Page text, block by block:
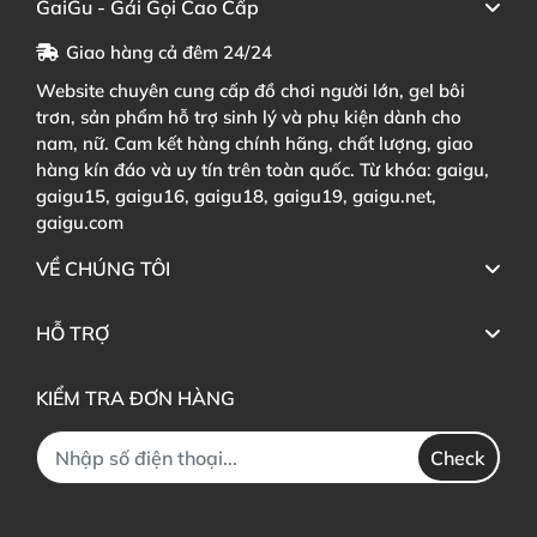
GaiGu - Gái Gọi Cao Cấp
Giao hàng cả đêm 24/24
Website chuyên cung cấp đồ chơi người lớn, gel bôi
trơn, sản phẩm hỗ trợ sinh lý và phụ kiện dành cho
nam, nữ. Cam kết hàng chính hãng, chất lượng, giao
hàng kín đáo và uy tín trên toàn quốc. Từ khóa: gaigu,
gaigu15, gaigu16, gaigu18, gaigu19, gaigu.net,
gaigu.com
VỀ CHÚNG TÔI
HỖ TRỢ
KIỂM TRA ĐƠN HÀNG
Check